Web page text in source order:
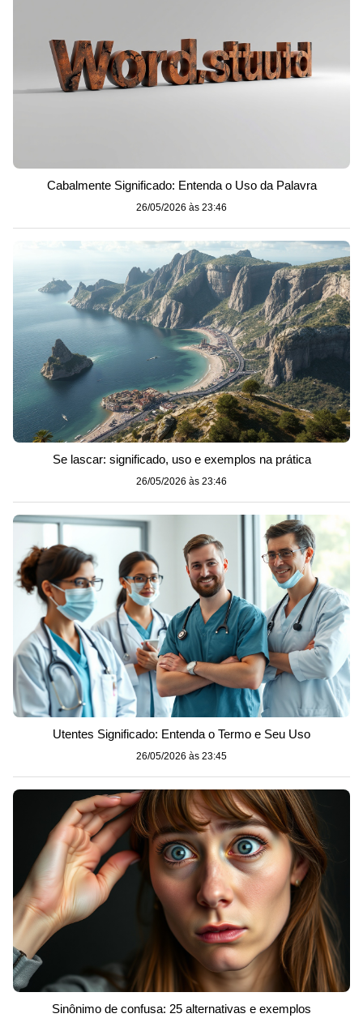
Cabalmente Significado: Entenda o Uso da Palavra
26/05/2026 às 23:46
Se lascar: significado, uso e exemplos na prática
26/05/2026 às 23:46
Utentes Significado: Entenda o Termo e Seu Uso
26/05/2026 às 23:45
Sinônimo de confusa: 25 alternativas e exemplos